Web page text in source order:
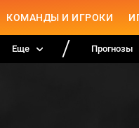
КОМАНДЫ И ИГРОКИ
Еще Прогнозы